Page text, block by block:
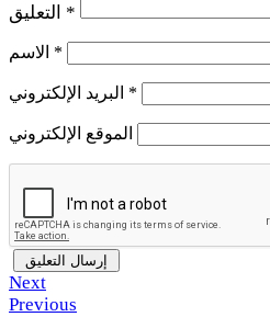
*
*
*
الموقع الإلكتروني
Next
Previous